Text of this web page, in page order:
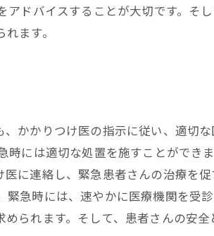
ドバイスすることが大切です。そ
ます。
かかりつけ医の指示に従い、適切
には適切な処置を施すことができ
に連絡し、緊急患者さんの治療を促
急時には、速やかに医療機関を受診
られます。そして、患者さんの安